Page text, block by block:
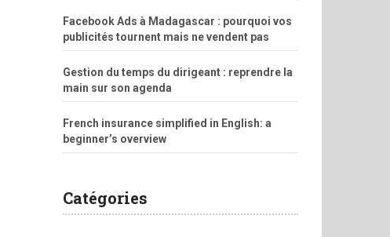
Facebook Ads à Madagascar : pourquoi vos
publicités tournent mais ne vendent pas
Gestion du temps du dirigeant : reprendre la
main sur son agenda
French insurance simplified in English: a
beginner’s overview
Catégories